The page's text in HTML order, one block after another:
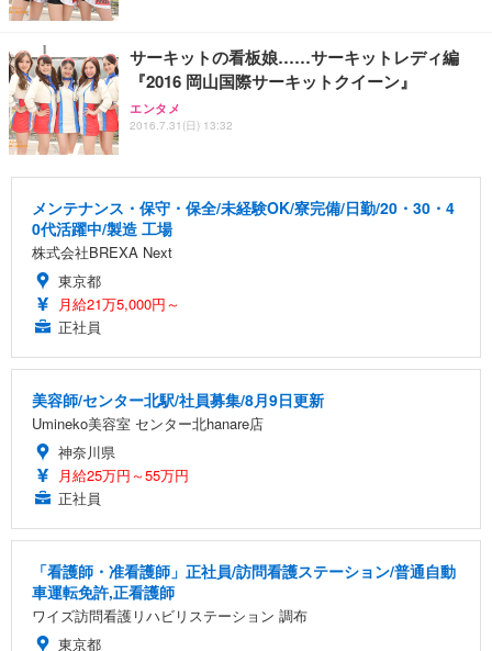
サーキットの看板娘……サーキットレディ編
『2016 岡山国際サーキットクイーン』
エンタメ
2016.7.31(日) 13:32
メンテナンス・保守・保全/未経験OK/寮完備/日勤/20・30・4
0代活躍中/製造 工場
株式会社BREXA Next
東京都
月給21万5,000円～
正社員
美容師/センター北駅/社員募集/8月9日更新
Umineko美容室 センター北hanare店
神奈川県
月給25万円～55万円
正社員
「看護師・准看護師」正社員/訪問看護ステーション/普通自動
車運転免許,正看護師
ワイズ訪問看護リハビリステーション 調布
東京都